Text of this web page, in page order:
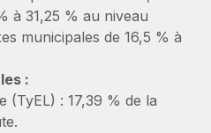
à 31,25 % au niveau
municipales de 16,5 % à
:
(TyEL) : 17,39 % de la